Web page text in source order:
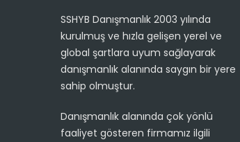
SSHYB Danışmanlık 2003 yılında
kurulmuş ve hızla gelişen yerel ve
global şartlara uyum sağlayarak
danışmanlık alanında saygın bir yere
sahip olmuştur.
Danışmanlık alanında çok yönlü
faaliyet gösteren firmamız ilgili